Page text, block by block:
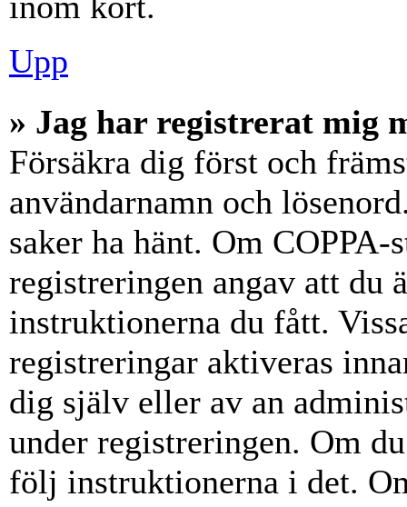
Upp
» Jag har registrerat mig
Försäkra dig först och
användarnamn och
saker ha hänt. Om
registreringen angav att du
instruktionerna du fått.
registreringar aktiveras
dig själv eller av an
under registreringen. Om
följ instruktionerna i det.